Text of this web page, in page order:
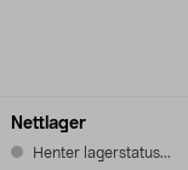
Nettlager
Henter lagerstatus...